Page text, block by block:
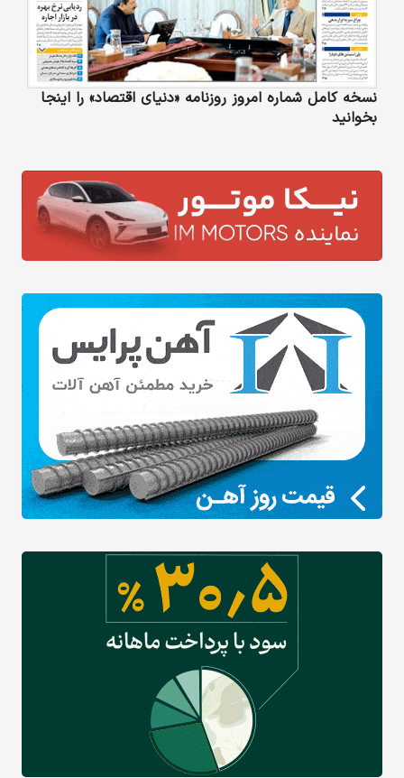
نسخه کامل شماره امروز روزنامه «دنیای‌ اقتصاد» را اینجا
بخوانید